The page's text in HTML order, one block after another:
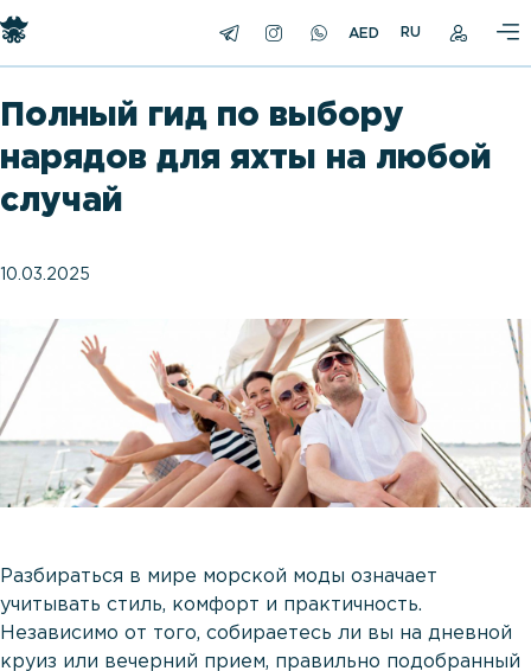
RU
Полный гид по выбору
нарядов для яхты на любой
случай
10.03.2025
Разбираться в мире морской моды означает
учитывать стиль, комфорт и практичность.
Независимо от того, собираетесь ли вы на дневной
круиз или вечерний прием, правильно подобранный